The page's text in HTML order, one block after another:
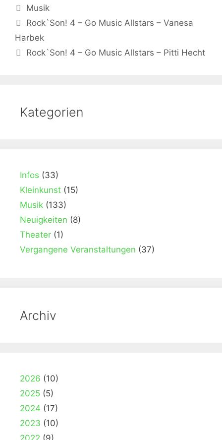
Kategorien
Musik
Rock`Son! 4 – Go Music Allstars – Vanesa
Harbek
Rock`Son! 4 – Go Music Allstars – Pitti Hecht
Kategorien
Infos (33)
Kleinkunst (15)
Musik (133)
Neuigkeiten (8)
Theater (1)
Vergangene Veranstaltungen (37)
Archiv
2026 (10)
2025 (5)
2024 (17)
2023 (10)
2022 (9)